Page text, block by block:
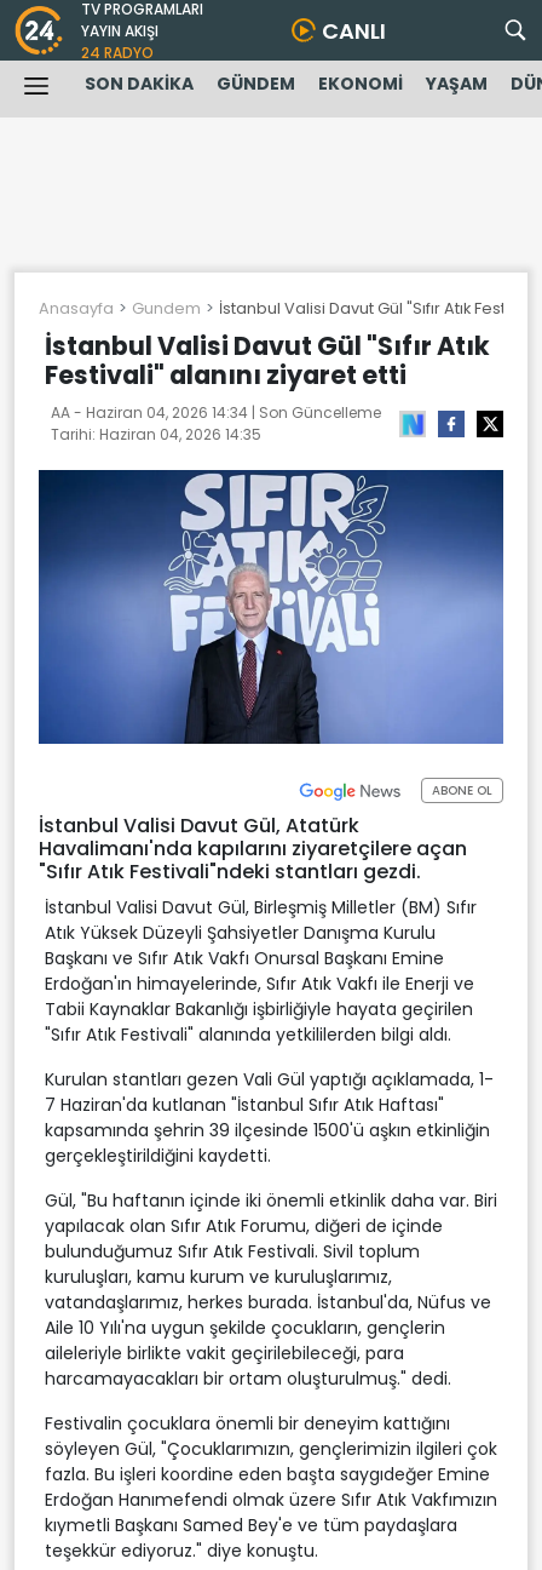
TV PROGRAMLARI
YAYIN AKIŞI
24 RADYO
CANLI
SON DAKİKA GÜNDEM EKONOMİ YAŞAM
Anasayfa Gundem İstanbul Valisi Davut Gül "Sıfır Atık
İstanbul Valisi Davut Gül "Sıfır Atık
Festivali" alanını ziyaret etti
AA - Haziran 04, 2026 14:34 | Son Güncelleme
Tarihi: Haziran 04, 2026 14:35
ABONE OL
İstanbul Valisi Davut Gül, Atatürk
Havalimanı'nda kapılarını ziyaretçilere açan
"Sıfır Atık Festivali"ndeki stantları gezdi.
İstanbul Valisi Davut Gül, Birleşmiş Milletler (BM) Sıfır
Atık Yüksek Düzeyli Şahsiyetler Danışma Kurulu
Başkanı ve Sıfır Atık Vakfı Onursal Başkanı Emine
Erdoğan'ın himayelerinde, Sıfır Atık Vakfı ile Enerji ve
Tabii Kaynaklar Bakanlığı işbirliğiyle hayata geçirilen
"Sıfır Atık Festivali" alanında yetkililerden bilgi aldı.
Kurulan stantları gezen Vali Gül yaptığı açıklamada, 1-
7 Haziran'da kutlanan "İstanbul Sıfır Atık Haftası"
kapsamında şehrin 39 ilçesinde 1500'ü aşkın etkinliğin
gerçekleştirildiğini kaydetti.
Gül, "Bu haftanın içinde iki önemli etkinlik daha var. Biri
yapılacak olan Sıfır Atık Forumu, diğeri de içinde
bulunduğumuz Sıfır Atık Festivali. Sivil toplum
kuruluşları, kamu kurum ve kuruluşlarımız,
vatandaşlarımız, herkes burada. İstanbul'da, Nüfus ve
Aile 10 Yılı'na uygun şekilde çocukların, gençlerin
aileleriyle birlikte vakit geçirilebileceği, para
harcamayacakları bir ortam oluşturulmuş." dedi.
Festivalin çocuklara önemli bir deneyim kattığını
söyleyen Gül, "Çocuklarımızın, gençlerimizin ilgileri çok
fazla. Bu işleri koordine eden başta saygıdeğer Emine
Erdoğan Hanımefendi olmak üzere Sıfır Atık Vakfımızın
kıymetli Başkanı Samed Bey'e ve tüm paydaşlara
teşekkür ediyoruz." diye konuştu.